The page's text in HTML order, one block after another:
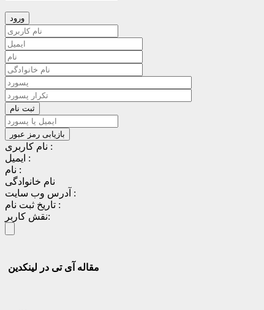
نام کاربری :
ایمیل :
نام :
نام خانوادگی
آدرس وب سایت :
تاریخ ثبت نام :
نقش کاربر:
مقاله آی تی در لینکدین